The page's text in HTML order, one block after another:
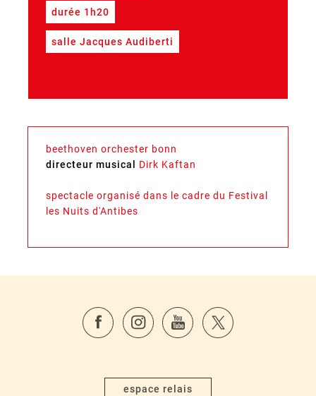
durée 1h20
salle Jacques Audiberti
beethoven orchester bonn
directeur musical
Dirk Kaftan
spectacle organisé dans le cadre du Festival
les Nuits d'Antibes
espace relais